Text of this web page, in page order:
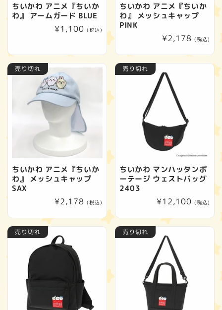
ちいかわ アニメ『ちいか
わ』 アームガード BLUE
通
格
¥1,100 (税込)
ちいかわ アニメ『ちいか
わ』 メッシュキャップ
PINK
通
格
¥2,178 (税込)
売り切れ
ちいかわ アニメ『ちいか
わ』 メッシュキャップ
SAX
通
格
¥2,178 (税込)
売り切れ
ちいかわ マンハッタンポ
ーテージ ウェストバッグ
2403
通
価
格
¥12,100 (税込)
売り切れ 売り切れ